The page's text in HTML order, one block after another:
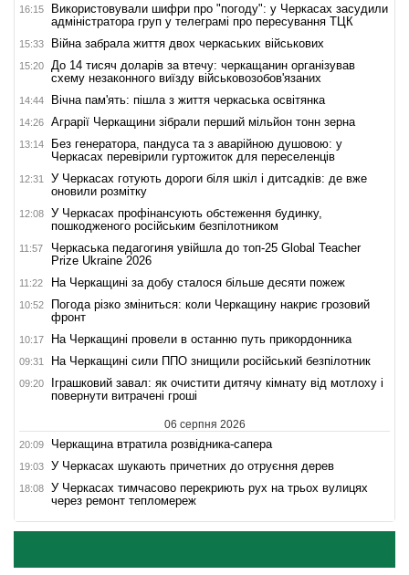
16:15
Використовували шифри про "погоду": у Черкасах засудили
адміністратора груп у телеграмі про пересування ТЦК
15:33 Війна забрала життя двох черкаських військових
15:20
До 14 тисяч доларів за втечу: черкащанин організував
схему незаконного виїзду військовозобов'язаних
14:44 Вічна пам'ять: пішла з життя черкаська освітянка
14:26 Аграрії Черкащини зібрали перший мільйон тонн зерна
13:14
Без генератора, пандуса та з аварійною душовою: у
Черкасах перевірили гуртожиток для переселенців
12:31
У Черкасах готують дороги біля шкіл і дитсадків: де вже
оновили розмітку
12:08
У Черкасах профінансують обстеження будинку,
пошкодженого російським безпілотником
11:57
Черкаська педагогиня увійшла до топ-25 Global Teacher
Prize Ukraine 2026
11:22 На Черкащині за добу сталося більше десяти пожеж
10:52
Погода різко зміниться: коли Черкащину накриє грозовий
фронт
10:17 На Черкащині провели в останню путь прикордонника
09:31 На Черкащині сили ППО знищили російський безпілотник
09:20
Іграшковий завал: як очистити дитячу кімнату від мотлоху і
повернути витрачені гроші
06 серпня 2026
20:09 Черкащина втратила розвідника-сапера
19:03 У Черкасах шукають причетних до отруєння дерев
18:08
У Черкасах тимчасово перекриють рух на трьох вулицях
через ремонт тепломереж